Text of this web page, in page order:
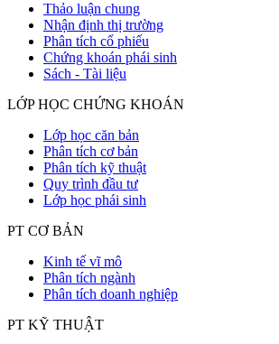
Thảo luận chung
Nhận định thị trường
Phân tích cổ phiếu
Chứng khoán phái sinh
Sách - Tài liệu
LỚP HỌC CHỨNG KHOÁN
Lớp học căn bản
Phân tích cơ bản
Phân tích kỹ thuật
Quy trình đầu tư
Lớp học phái sinh
PT CƠ BẢN
Kinh tế vĩ mô
Phân tích ngành
Phân tích doanh nghiệp
PT KỸ THUẬT